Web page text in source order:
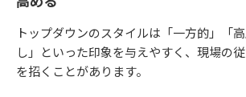
トップダウンのスタイルは「一方的」「
し」といった印象を与えやすく、現場の
を招くことがあります。